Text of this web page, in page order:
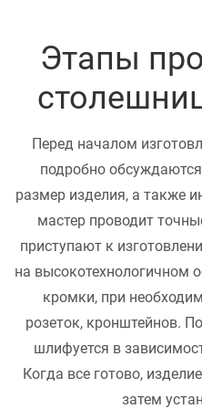
выраженный рисунок
идеи оформления
Серый оникс отличается
рисунком. Столешницы из
благородно и отлично
оттенками в интерьере.
оформленных в стиле лофт
Ониксовые
Огромной популярностью
натуральных камней,
минеральная порода,
Этапы
Перед началом
подробно
размер изделия, а также
мастер проводит
приступают к
на высокотехнологичном
кромки, при
розеток, кронштейнов.
шлифуется в
Когда все готово,
затем